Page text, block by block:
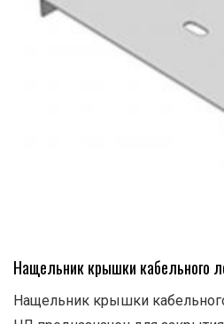
Нащельник крышки кабельного
Нащельник крышки